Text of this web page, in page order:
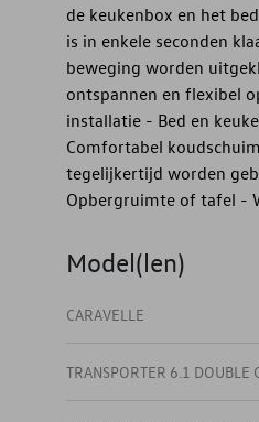
de keukenbox en het
is in enkele seconden
beweging worden
ontspannen en flexibel
installatie - Bed en
Comfortabel
tegelijkertijd worden
Opbergruimte of tafel -
Model(len)
CARAVELLE
TRANSPORTER 6.1 DOUBLE